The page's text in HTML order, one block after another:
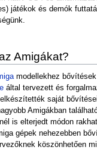
játékok és demók
Amigákat?
modellekhez
által tervezett és
saját
Amigákban
is elterjedt módon
gépek nehezebben
köszönhetően